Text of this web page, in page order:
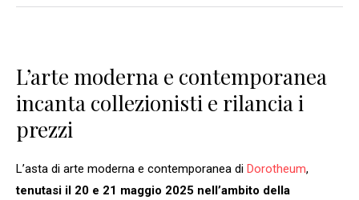
L’arte moderna e contemporanea
incanta collezionisti e rilancia i
prezzi
L’asta di arte moderna e contemporanea di Dorotheum,
tenutasi il 20 e 21 maggio 2025 nell’ambito della